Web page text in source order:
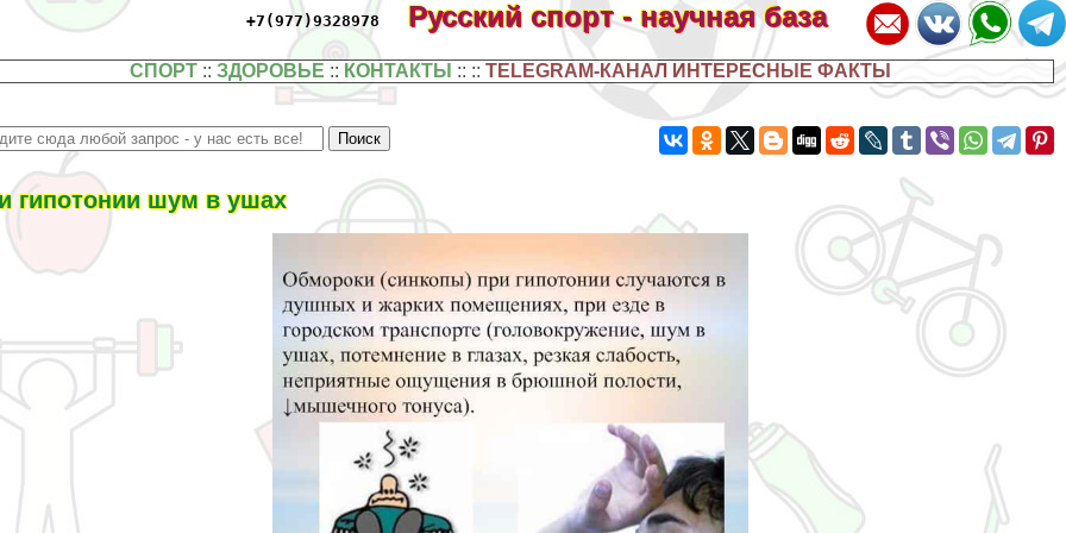
+7(977)9328978 Русский спорт - научная база
СПОРТ ::ЗДОРОВЬЕ :: КОНТАКТЫ :: ::TELEGRAM-КАНАЛ ИНТЕРЕСНЫЕ ФАКТЫ
гипотонии шум в ушах